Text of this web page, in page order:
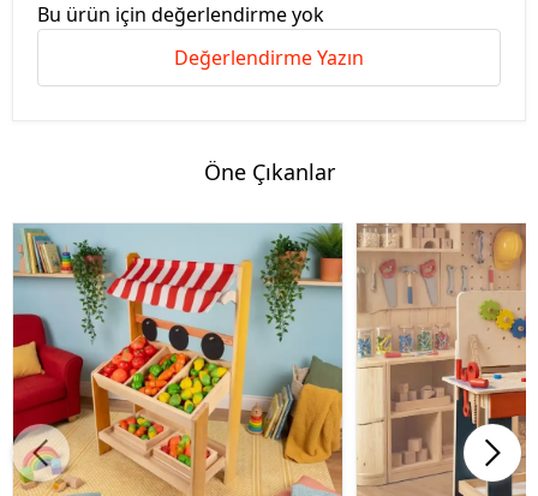
Bu ürün için değerlendirme yok
Değerlendirme Yazın
Öne Çıkanlar